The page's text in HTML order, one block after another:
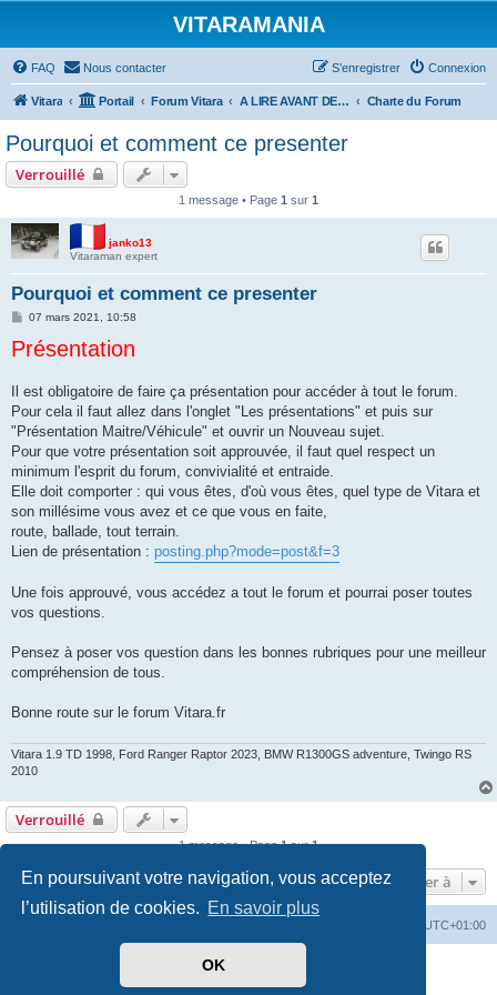
En poursuivant votre navigation, vous acceptez
l’utilisation de cookies. En savoir plus
OK
VITARAMANIA
FAQ Nous contacter Connexion
S’enregistrer
Vitara Portail Forum Vitara A LIRE AVANT DE POSTER Charte du Forum
Pourquoi et comment ce presenter
Verrouillé
1 message • Page 1 sur 1
janko13
Vitaraman expert
Pourquoi et comment ce presenter
M
s
s
e
07 mars 2021, 10:58
Présentation
Il est obligatoire de faire ça présentation pour accéder à tout le forum.
Pour cela il faut allez dans l'onglet "Les présentations" et puis sur
"Présentation Maitre/Véhicule" et ouvrir un Nouveau sujet.
Pour que votre présentation soit approuvée, il faut quel respect un
minimum l'esprit du forum, convivialité et entraide.
Elle doit comporter : qui vous êtes, d'où vous êtes, quel type de Vitara et
son millésime vous avez et ce que vous en faite,
route, ballade, tout terrain.
Lien de présentation : posting.php?mode=post&f=3
Une fois approuvé, vous accédez a tout le forum et pourrai poser toutes
vos questions.
Pensez à poser vos question dans les bonnes rubriques pour une meilleur
compréhension de tous.
Bonne route sur le forum Vitara.fr
Vitara 1.9 TD 1998, Ford Ranger Raptor 2023, BMW R1300GS adventure, Twingo RS
2010
Verrouillé
1 message • Page1sur1
Aller à
UTC+01:00
phpBB ® Forum Software © phpBB Limited
phpBB-fr.com